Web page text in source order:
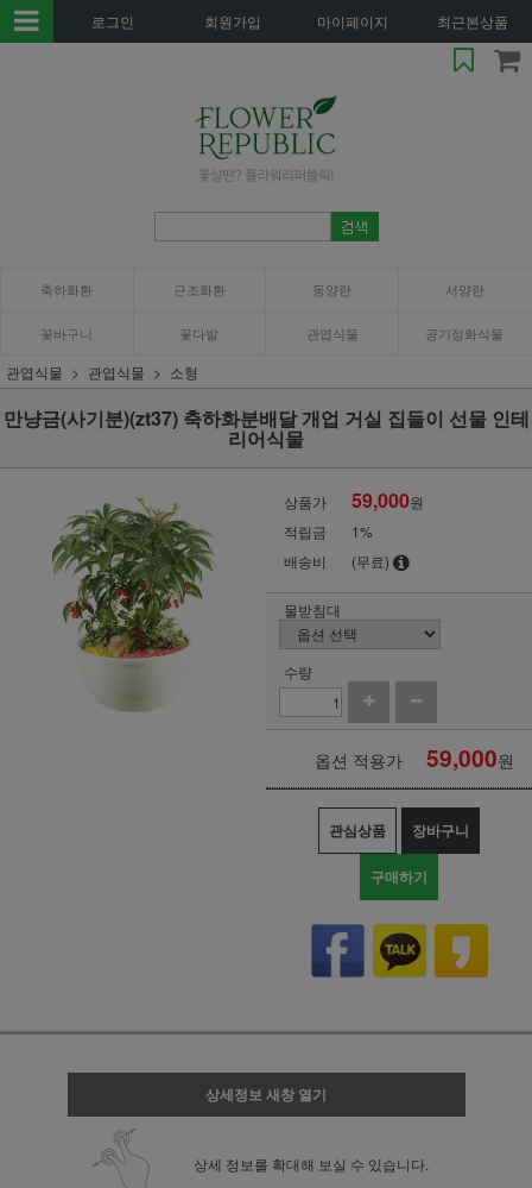
로그인 회원가입 마이페이지 최근본상품
축하화환 근조화환 동양란 서양란
꽃바구니 꽃다발 관엽식물 공기정화식물
관엽식물 관엽식물 소형
만냥금(사기분)(zt37) 축하화분배달 개업 거실 집들이 선물 인테
리어식물
상품가 59,000원
적립금
1%
배송비
(무료)
물받침대
수량
옵션 적용가 59,000원
관심상품 장바구니
구매하기
상세정보 새창 열기
상세 정보를 확대해 보실 수 있습니다.